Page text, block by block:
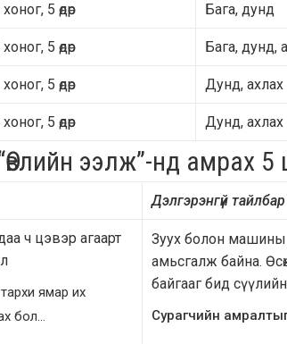
5 өдөр Бага, дунд
5 өдөр Бага, дунд,
5 өдөр Дунд, ахлах
5 өдөр Дунд, ахлах
ээлж”-нд амрах 5
Дэлгэрэнгүй тайлбар
ч цэвэр агаарт
ямар их
бол…
Зуух болон машины
амьсгалж байна.
байгааг бид
Сурагчийн